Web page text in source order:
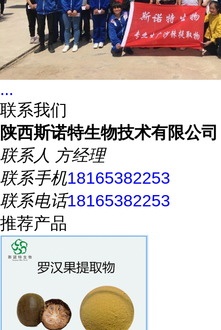
...
联系我们
陕西斯诺特生物技术有限公司
联系人 方经理
联系手机18165382253
联系电话18165382253
推荐产品